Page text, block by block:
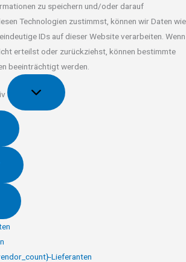
zu speichern und/oder darauf
Technologien zustimmst, können wir Daten wie
IDs auf dieser Website verarbeiten. Wenn
erteilst oder zurückziehst, können bestimmte
beeinträchtigt werden.
Lieferanten